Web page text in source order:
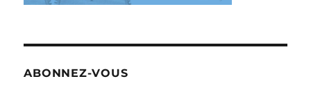
ABONNEZ-VOUS